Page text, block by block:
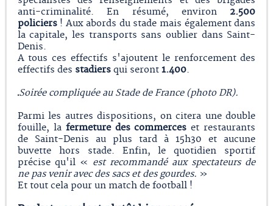
anti-criminalité. En résumé, environ 2.500
policiers! Aux abords du stade mais également dans
la capitale, les transports sans oublier dans Saint-
Denis.
A tous ces effectifs s'ajoutent le renforcement des
effectifs des stadiersqui seront 1.400.
Soirée compliquée au Stade de France (photo DR).
Parmi les autres dispositions, on citera une double
fouille, la fermeture des commerces et restaurants
de Saint-Denis au plus tard à 15h30 et aucune
buvette hors stade. Enfin, le quotidien sportif
précise qu'il « est recommandé aux spectateurs de
ne pas venir avec des sacs et des gourdes. »
Et tout cela pour un match de football !